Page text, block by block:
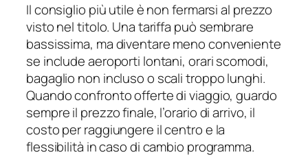
Il consiglio più utile è non fermarsi al prezzo
visto nel titolo. Una tariffa può sembrare
bassissima, ma diventare meno conveniente
se include aeroporti lontani, orari scomodi,
bagaglio non incluso o scali troppo lunghi.
Quando confronto offerte di viaggio, guardo
sempre il prezzo finale, l’orario di arrivo, il
costo per raggiungere il centro e la
flessibilità in caso di cambio programma.